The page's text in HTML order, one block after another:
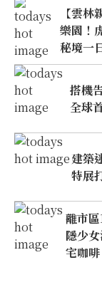
【雲
樂園！
秘境一
搭機
全球
建築
特展
離市
隱少
宅咖啡